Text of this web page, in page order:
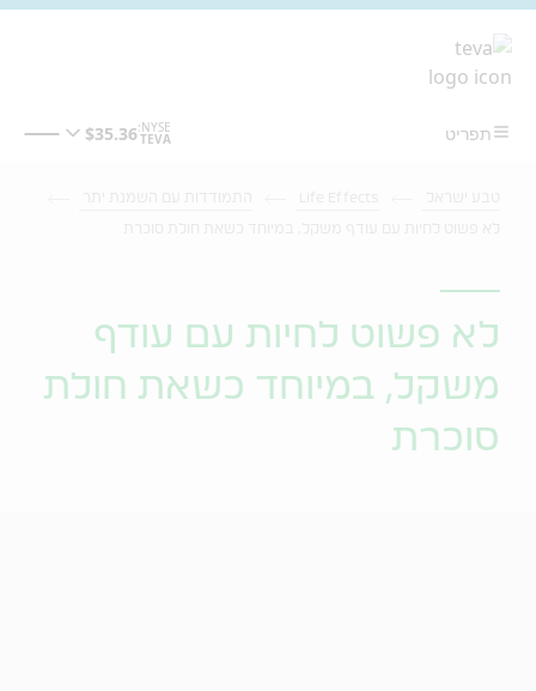
לא פשוט לחיות עם עודף
משקל, במיוחד כשאת חולת
סוכרת